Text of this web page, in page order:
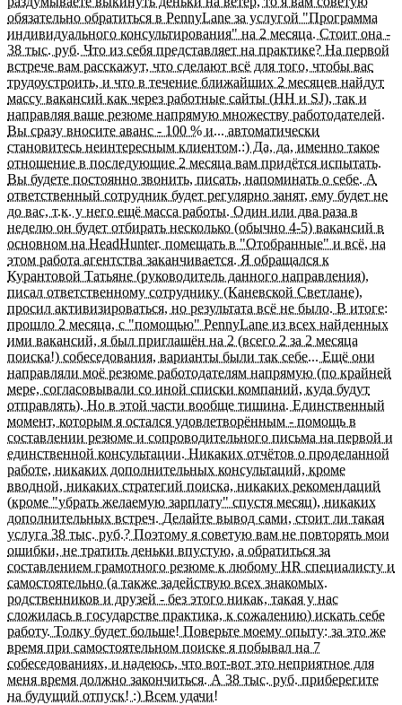
обязательно обратиться в PennyLane за услугой "Программа
индивидуального консультирования" на 2 месяца. Стоит она -
38 тыс. руб. Что из себя представляет на практике? На первой
встрече вам расскажут, что сделают всё для того, чтобы вас
трудоустроить, и что в течение ближайших 2 месяцев найдут
массу вакансий как через работные сайты (HH и SJ), так и
направляя ваше резюме напрямую множеству работодателей.
Вы сразу вносите аванс - 100 % и... автоматически
становитесь неинтересным клиентом.:) Да, да, именно такое
отношение в последующие 2 месяца вам придётся испытать.
Вы будете постоянно звонить, писать, напоминать о себе. А
ответственный сотрудник будет регулярно занят, ему будет не
до вас, т.к. у него ещё масса работы. Один или два раза в
неделю он будет отбирать несколько (обычно 4-5) вакансий в
основном на HeadHunter. помещать в "Отобранные" и всё, на
этом работа агентства заканчивается. Я обращался к
Курантовой Татьяне (руководитель данного направления),
писал ответственному сотруднику (Каневской Светлане),
просил активизироваться, но результата всё не было. В итоге:
прошло 2 месяца, с "помощью" PennyLane из всех найденных
ими вакансий, я был приглашён на 2 (всего 2 за 2 месяца
поиска!) собеседования, варианты были так себе... Ещё они
направляли моё резюме работодателям напрямую (по крайней
мере, согласовывали со иной списки компаний, куда будут
отправлять). Но в этой части вообще тишина. Единственный
момент, которым я остался удовлетворённым - помощь в
составлении резюме и сопроводительного письма на первой и
единственной консультации. Никаких отчётов о проделанной
работе, никаких дополнительных консультаций, кроме
вводной, никаких стратегий поиска, никаких рекомендаций
(кроме "убрать желаемую зарплату" спустя месяц), никаких
дополнительных встреч. Делайте вывод сами, стоит ли такая
услуга 38 тыс. руб.? Поэтому я советую вам не повторять мои
ошибки, не тратить деньки впустую, а обратиться за
составлением грамотного резюме к любому НR специалисту и
самостоятельно (а также задействую всех знакомых.
родственников и друзей - без этого никак, такая у нас
сложилась в государстве практика, к сожалению) искать себе
работу. Толку будет больше! Поверьте моему опыту: за это же
время при самостоятельном поиске я побывал на 7
собеседованиях, и надеюсь, что вот-вот это неприятное для
меня время должно закончиться. А 38 тыс. руб. приберегите
на будущий отпуск! :) Всем удачи!